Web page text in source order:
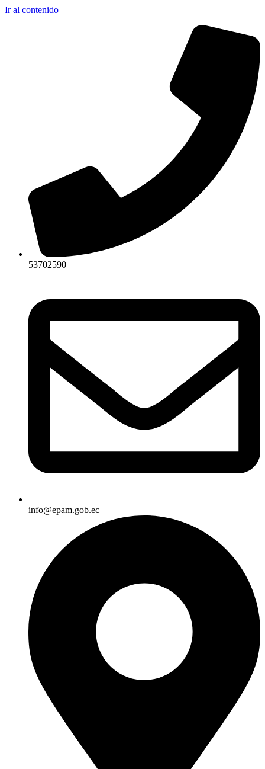
Ir al contenido
53702590
info@epam.gob.ec